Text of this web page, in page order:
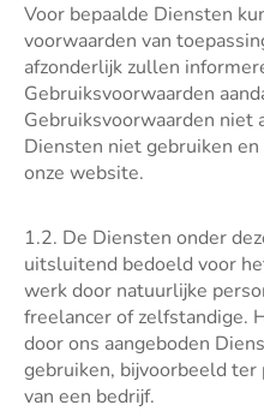
Voor bepaalde Diensten
voorwaarden van
afzonderlijk zullen
Gebruiksvoorwaarden
Gebruiksvoorwaarden niet
Diensten niet gebruiken
onze website.
1.2. De Diensten onder
uitsluitend bedoeld voor
werk door natuurlijke
freelancer of zelfstandige.
door ons aangeboden
gebruiken, bijvoorbeeld
van een bedrijf.